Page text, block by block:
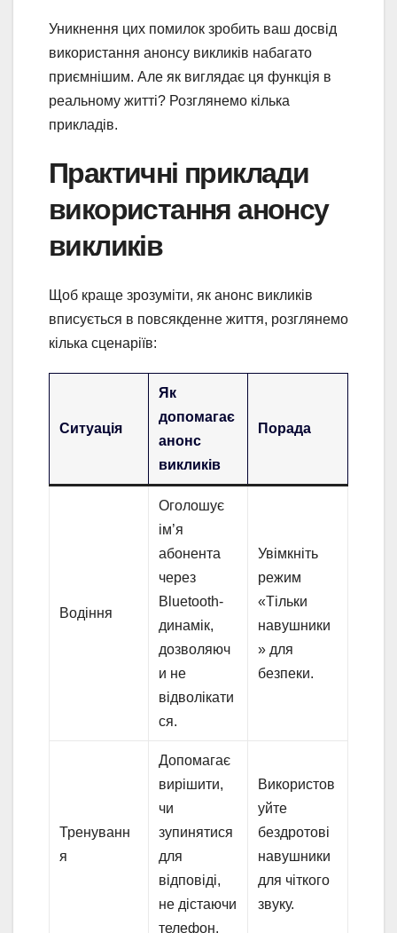
Уникнення цих помилок зробить ваш досвід
використання анонсу викликів набагато
приємнішим. Але як виглядає ця функція в
реальному житті? Розглянемо кілька
прикладів.
Практичні приклади
використання анонсу
викликів
Щоб краще зрозуміти, як анонс викликів
вписується в повсякденне життя, розглянемо
кілька сценаріїв:
Ситуація
Як
допомагає
анонс
викликів
Порада
Водіння
Оголошує
ім’я
абонента
через
Bluetooth-
динамік,
дозволяюч
и не
відволікати
ся.
Увімкніть
режим
«Тільки
навушники
» для
безпеки.
Тренуванн
я
Допомагає
вирішити,
чи
зупинятися
для
відповіді,
не дістаючи
телефон.
Використов
уйте
бездротові
навушники
для чіткого
звуку.